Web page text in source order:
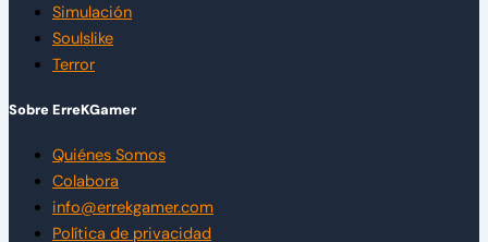
Simulación
Soulslike
Terror
Sobre ErreKGamer
Quiénes Somos
Colabora
info@errekgamer.com
Política de privacidad